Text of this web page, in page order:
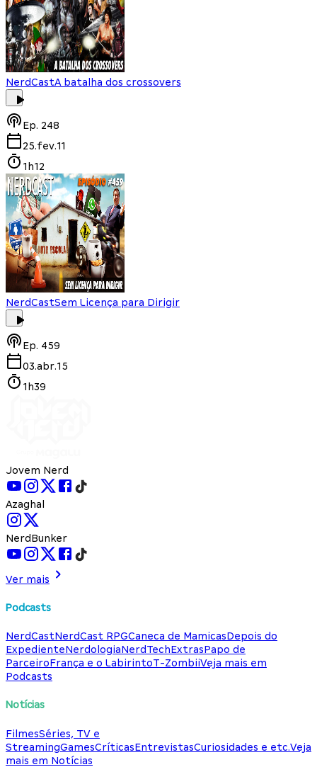
NerdCastA batalha dos crossovers
Ep. 248
25.fev.11
1h12
NerdCastSem Licença para Dirigir
Ep. 459
03.abr.15
1h39
Jovem Nerd
Azaghal
NerdBunker
Ver mais
Podcasts
NerdCastNerdCast RPGCaneca de MamicasDepois do
ExpedienteNerdologiaNerdTechExtrasPapo de
ParceiroFrança e o LabirintoT-ZombiiVeja mais em
Podcasts
Notícias
FilmesSéries, TV e
StreamingGamesCríticasEntrevistasCuriosidades e etc.Veja
mais em Notícias